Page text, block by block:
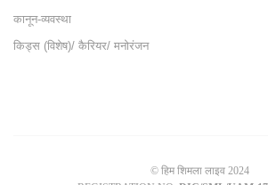
कानून-व्यवस्था
किड्स (विशेष)/ कैरियर/ मनोरंजन
© हिम शिमला लाइव 2024